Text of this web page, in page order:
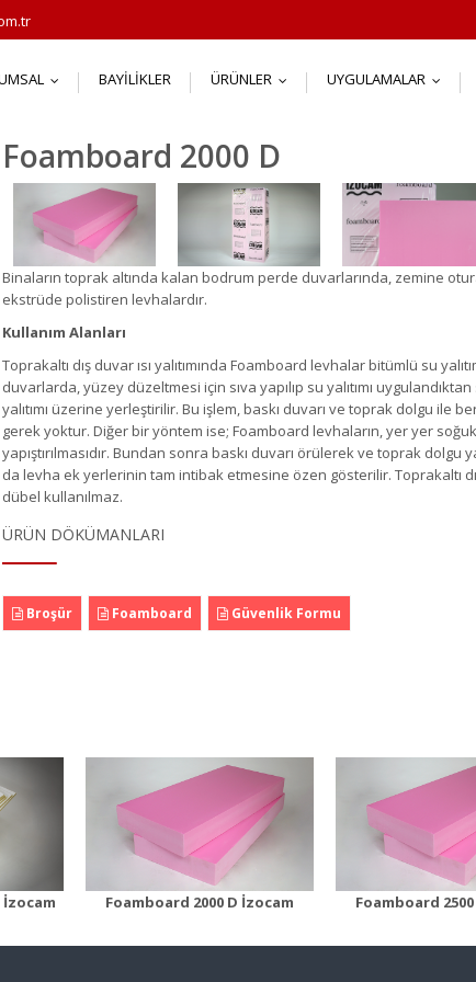
BAYILIKLER ÜRÜNLER UYGULAMALAR
Foamboard 2000 D
Binaların toprak altında kalan bodrum perde duvarlarında, zemine
ekstrüde polistiren levhalardır.
Kullanım Alanları
Toprakaltı dış duvar ısı yalıtımında Foamboard levhalar bitümlü su
duvarlarda, yüzey düzeltmesi için sıva yapılıp su yalıtımı
yalıtımı üzerine yerleştirilir. Bu işlem, baskı duvarı ve toprak dolgu ile
gerek yoktur. Diğer bir yöntem ise; Foamboard levhaların, yer yer
yapıştırılmasıdır. Bundan sonra baskı duvarı örülerek ve toprak
da levha ek yerlerinin tam intibak etmesine özen gösterilir. Toprakaltı dış
dübel kullanılmaz.
ÜRÜN DÖKÜMANLARI
Broşür Foamboard Güvenlik Formu
İzocam Foamboard 2000 D İzocam
D
Foamboard
Foamboard 2500 D
Ürün Detayı
Ürün